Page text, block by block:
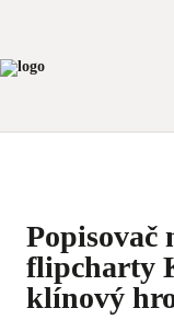
Popisovač
flipcharty
klínový